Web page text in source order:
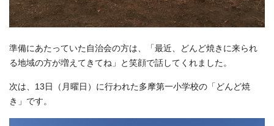
準備にあたっていた自治会の方は、「最近、どんど焼きに来られ
る地域の方が増えてきてね」と笑顔で話してくれました。
次は、13日（月曜日）に行われた多摩第一小学校の「どんど焼
き」です。